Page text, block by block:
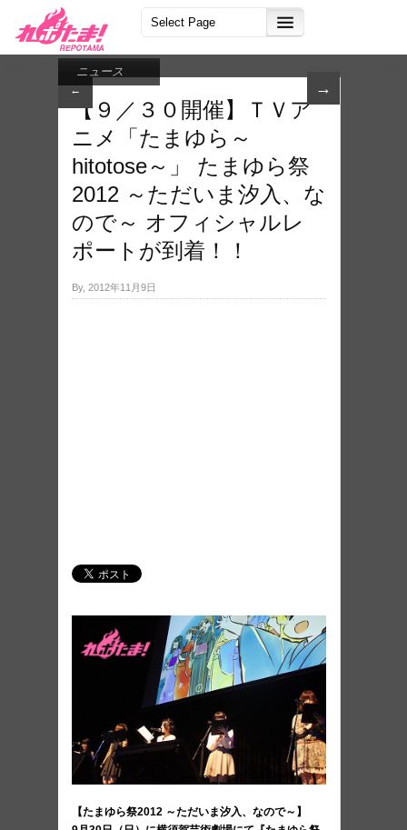
← →
ニュース
【９／３０開催】ＴＶア
ニメ「たまゆら～
hitotose～」 たまゆら祭
2012 ～ただいま汐入、な
ので～ オフィシャルレ
ポートが到着！！
By, 2012年11月9日
【たまゆら祭2012 ～ただいま汐入、なので～】